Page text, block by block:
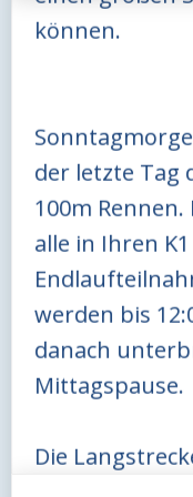
können.
der letzte Tag
100m
alle in Ihren
werden bis
danach
Mittagspause.
Die